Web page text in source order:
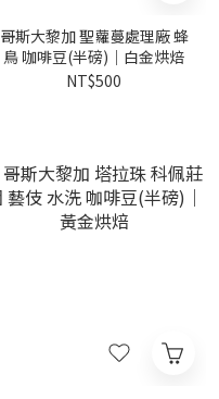
哥斯大黎加 聖蘿蔓處理廠 蜂
鳥 咖啡豆(半磅)｜白金烘焙
NT$500